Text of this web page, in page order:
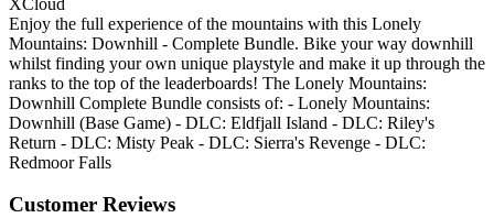
Enjoy the full experience of the mountains with this Lonely
Mountains: Downhill - Complete Bundle. Bike your way downhill
whilst finding your own unique playstyle and make it up through the
ranks to the top of the leaderboards! The Lonely Mountains:
Downhill Complete Bundle consists of: - Lonely Mountains:
Downhill (Base Game) - DLC: Eldfjall Island - DLC: Riley's
Return - DLC: Misty Peak - DLC: Sierra's Revenge - DLC:
Redmoor Falls
Customer Reviews